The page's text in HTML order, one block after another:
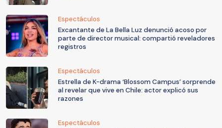
Espectáculos
Excantante de La Bella Luz denunció acoso por
parte de director musical: compartió reveladores
registros
Espectáculos
Estrella de K-drama ‘Blossom Campus’ sorprende
al revelar que vive en Chile: actor explicó sus
razones
Espectáculos